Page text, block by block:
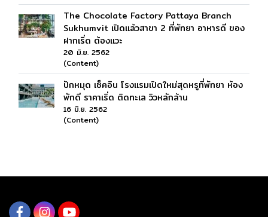
The Chocolate Factory Pattaya Branch
Sukhumvit เปิดแล้วสาขา 2 ที่พัทยา อาหารดี ของ
ฝากเริ่ด ต้องแวะ
20 มิ.ย. 2562
(Content)
ปักหมุด เช็คอิน โรงแรมเปิดใหม่สุดหรูที่พัทยา ห้อง
พักดี ราคาเริ่ด ติดทะเล วิวหลักล้าน
16 มิ.ย. 2562
(Content)